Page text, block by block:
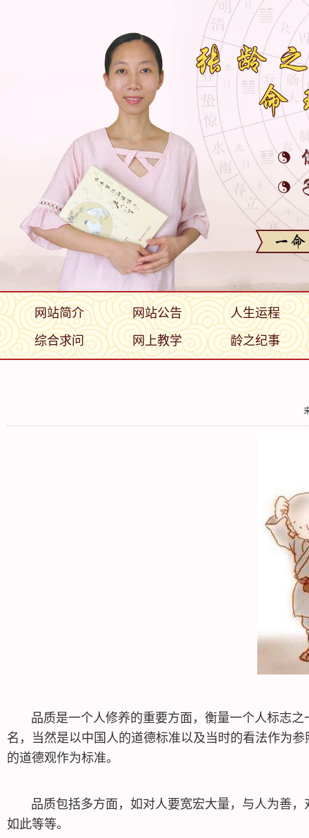
网站简介 网站公告
人生运程
综合求问
网上教学 龄之纪事
品质是一个人修养的重要方面，衡量一个人标志之
名，当然是以中国人的道德标准以及当时的看法作为
的道德观作为标准。
品质包括多方面，如对人要宽宏大量，与人为善，
如此等等。